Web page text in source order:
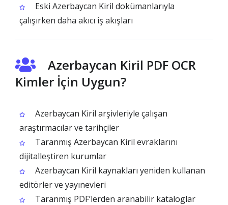
Eski Azerbaycan Kiril dokümanlarıyla
çalışırken daha akıcı iş akışları
Azerbaycan Kiril PDF OCR
Kimler İçin Uygun?
Azerbaycan Kiril arşivleriyle çalışan
araştırmacılar ve tarihçiler
Taranmış Azerbaycan Kiril evraklarını
dijitalleştiren kurumlar
Azerbaycan Kiril kaynakları yeniden kullanan
editörler ve yayınevleri
Taranmış PDF’lerden aranabilir kataloglar